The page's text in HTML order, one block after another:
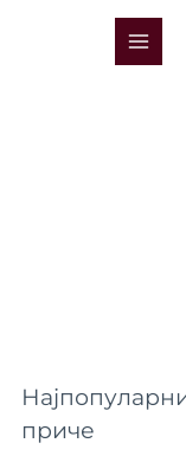
Main
приче